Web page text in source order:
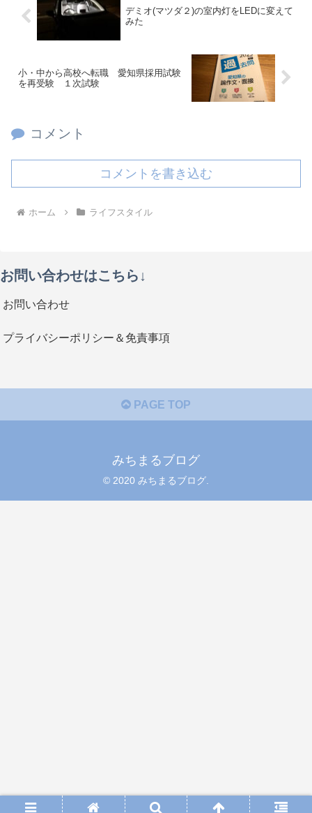
デミオ(マツダ２)の室内灯をLEDに変えて
みた
小・中から高校へ転職 愛知県採用試験
を再受験 １次試験
コメント
コメントを書き込む
ホーム ライフスタイル
お問い合わせはこちら↓
お問い合わせ
プライバシーポリシー＆免責事項
PAGE TOP
みちまるブログ
© 2020 みちまるブログ.